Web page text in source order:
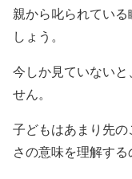
親から叱られてい
しょう。
今しか見ていないと
せん。
子どもはあまり先
さの意味を理解する